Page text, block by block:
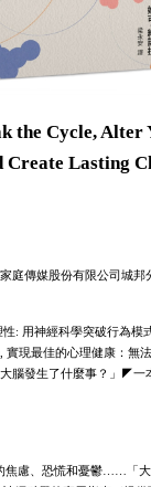
the Cycle, Alter
Create Lasting
庭傳媒股份有限公司城邦
性: 用神經科學突破行為模
實現最佳的心理健康：無
腦發生了什麼事？」◤一
焦慮、恐慌和憂鬱……「